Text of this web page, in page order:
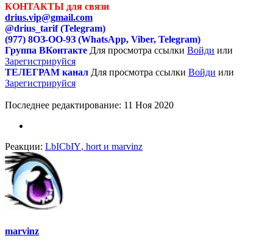
КОНТАКТЫ для связи
drius.vip@gmail.com
@drius_tarif (Telegram)
(977) 8ОЗ-ОO-9З (WhatsApp, Viber, Telegram)
Группа ВКонтакте Для просмотра ссылки Войди или
Зарегистрируйся
ТЕЛЕГРАМ канал Для просмотра ссылки Войди или
Зарегистрируйся
Последнее редактирование: 11 Ноя 2020
Реакции: LbICbIY, hort и marvinz
marvinz